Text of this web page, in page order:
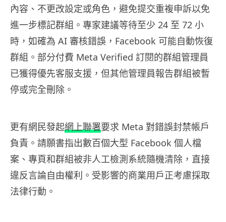
內容、不更改設定或角色，避免提交重複申訴以免
進一步標記群組。專家建議等待至少 24 至 72 小
時，如確為 AI 審核錯誤，Facebook 可能自動恢復
群組。部分付費 Meta Verified 訂閱的群組管理員
已獲得優先客服支援，但其他管理員報告群組被暫
停或完全刪除。
更有網民發起網上聯署要求 Meta 對錯誤封禁帳戶
負責。請願書指出數百個大型 Facebook 個人檔
案、專頁和群組被非人工檢測系統隨機清除，直接
違反言論自由權利。受影響的商業用戶正考慮採取
法律行動。